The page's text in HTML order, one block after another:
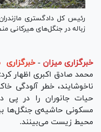
زباله در جنگل‌های هیرکانی
خبرگزاری میزان - خبرگزاری
محمد صادق اکبری اظهار
ناخوشایند، خطر آلودگی
حیات جانوران را در پی
مسکونی حاشیه‌ی جنگل‌ها
محیط زیست می‌بینند.